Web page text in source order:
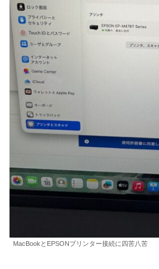
MacBookとEPSONプリンター接続に四苦八苦